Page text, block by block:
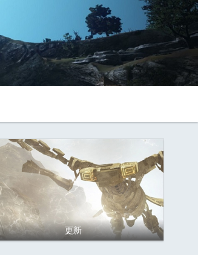
更新